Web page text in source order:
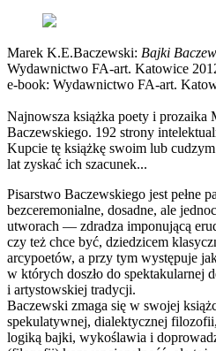
Marek K.E.Baczewski: Bajki
Wydawnictwo FA-art. Katowice
e-book: Wydawnictwo FA-art.
Najnowsza książka poety i prozaika
Baczewskiego. 192 strony
Kupcie tę książkę swoim lub
lat zyskać ich szacunek...
Pisarstwo Baczewskiego jest pełne
bezceremonialne, dosadne, ale
utworach — zdradza imponującą
czy też chce być, dziedzicem
arcypoetów, a przy tym występuje
w których doszło do spektakularnej
i artystowskiej tradycji.
Baczewski zmaga się w swojej
spekulatywnej, dialektycznej
logiką bajki, wykoślawia i